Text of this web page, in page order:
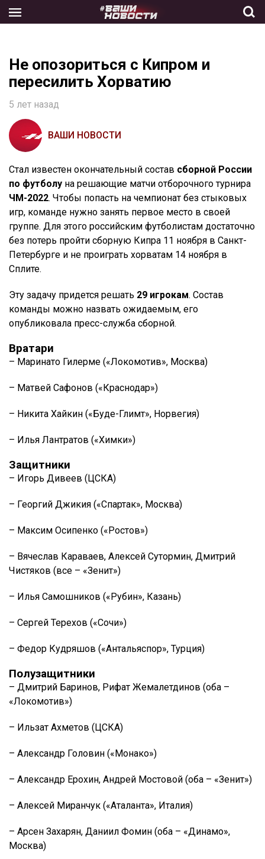
the
Не опозориться с Кипром и
пересилить Хорватию
5 лет назад
ВАШИ НОВОСТИ
Стал известен окончательный состав сборной России
по футболу на решающие матчи отборочного турнира
ЧМ-2022. Чтобы попасть на чемпионат без стыковых
игр, команде нужно занять первое место в своей
группе. Для этого российским футболистам достаточно
без потерь пройти сборную Кипра 11 ноября в Санкт-
Петербурге и не проиграть хорватам 14 ноября в
Сплите.
Эту задачу придется решать 29 игрокам. Состав
команды можно назвать ожидаемым, его
опубликовала пресс-служба сборной.
Вратари
– Маринато Гилерме («Локомотив», Москва)
– Матвей Сафонов («Краснодар»)
– Никита Хайкин («Буде-Глимт», Норвегия)
– Илья Лантратов («Химки»)
Защитники
– Игорь Дивеев (ЦСКА)
– Георгий Джикия («Спартак», Москва)
– Максим Осипенко («Ростов»)
– Вячеслав Караваев, Алексей Сутормин, Дмитрий
Чистяков (все – «Зенит»)
– Илья Самошников («Рубин», Казань)
– Сергей Терехов («Сочи»)
– Федор Кудряшов («Антальяспор», Турция)
Полузащитники
– Дмитрий Баринов, Рифат Жемалетдинов (оба –
«Локомотив»)
– Ильзат Ахметов (ЦСКА)
– Александр Головин («Монако»)
– Александр Ерохин, Андрей Мостовой (оба – «Зенит»)
– Алексей Миранчук («Аталанта», Италия)
– Арсен Захарян, Даниил Фомин (оба – «Динамо»,
Москва)